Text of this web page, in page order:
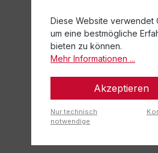
Diese Website verwendet
um eine bestmögliche
bieten zu können.
Mehr Informationen ...
Akzeptieren
Nur technisch
notwendige